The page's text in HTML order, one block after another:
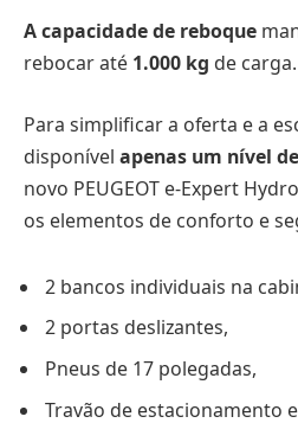
A capacidade de reboque
rebocar até 1.000 kg de carga.
Para simplificar a oferta e a
disponível apenas um nível
novo PEUGEOT e-Expert
os elementos de conforto e
2 bancos individuais na
2 portas deslizantes,
Pneus de 17 polegadas,
Travão de estacionamento